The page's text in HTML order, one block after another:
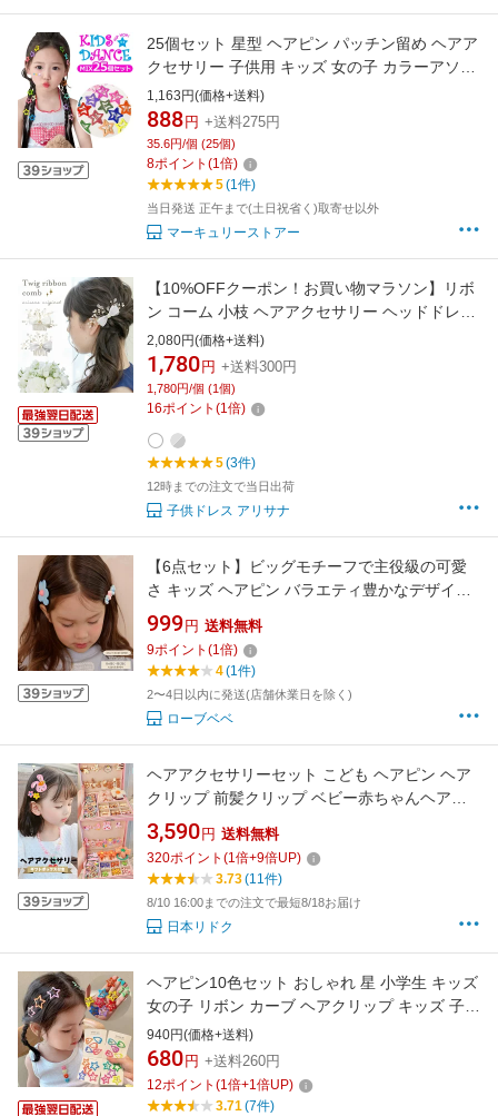
25個セット 星型 ヘアピン パッチン留め ヘアア
クセサリー 子供用 キッズ 女の子 カラーアソー
ト ミックスカラー 髪飾り 髪留め まとめ髪 ヘア
アレンジ 星形 スター 可愛い ファッション小物
運動会 お遊戯会 お祭り ハロウィン ダンス発表
会 ヒップホップダンス
1,163円(価格+送料)
888 円 +送料275円
35.6円/個 (25個)
8ポイント (1倍)
5(1件)
当日発送 正午まで(土日祝省く)取寄せ以外
マーキュリーストアー
【10%OFFクーポン！お買い物マラソン】リボ
ン コーム 小枝 ヘアアクセサリー ヘッドドレス
シンプル エレガント ヘアアクセサリー 子供 キ
ッズ 髪飾り 髪留め フォーマル 入学式 発表会
結婚式 ホワイト シルバー
2,080円(価格+送料)
1,780 円 +送料300円
1,780円/個 (1個)
16ポイント (1倍)
5(3件)
12時までの注文で当日出荷
子供ドレス アリサナ
【6点セット】ビッグモチーフで主役級の可愛
さ キッズ ヘアピン バラエティ豊かなデザイン
プチプラヘアクリップ 子供用 女の子 花 大きめ
髪留め 前髪 ヘアアクセサリー 華やか かわいい
おしゃれ 幼稚園 保育園 プレゼントおしゃれ プ
レゼント 痛くない 小学生 robeacc0518
999 円 送料無料
9ポイント (1倍)
4(1件)
2〜4日以内に発送(店舗休業日を除く)
ローブベベ
ヘアアクセサリーセット こども ヘアピン ヘア
クリップ 前髪クリップ ベビー赤ちゃんヘアピ
ン キッズ ヘアクリップ かわいい 子供 前髪クリ
ップ かみどめ おしゃれ 髪飾り/入園/入学/お祝
い 誕生日 クリスマスプレゼント ギフト yytu23
3,590 円 送料無料
320ポイント (1倍+9倍UP)
3.73(11件)
8/10 16:00までの注文で最短8/18お届け
日本リドク
ヘアピン10色セット おしゃれ 星 小学生 キッズ
女の子 リボン カーブ ヘアクリップ キッズ 子供
ヘアアクセ カラー カラフル 髪留め 子ども用 前
髪 絵の具 カラー かわいい 安い アレンジ 使い
方 種類 ハート 絵文字 キャラクター お祭り イ
ベント
940円(価格+送料)
680 円 +送料260円
12ポイント (1倍+1倍UP)
3.71(7件)